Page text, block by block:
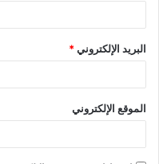
البريد الإلكتروني*
الموقع الإلكتروني